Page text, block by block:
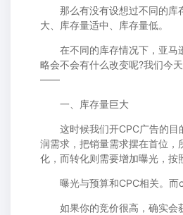
那么有没有设想过不同的库
大、库存量适中、库存量低。
在不同的库存情况下，亚马
略会不会有什么改变呢?我们今
——
一、库存量巨大
这时候我们开CPC广告的目
润需求，把销量需求摆在首位，
化，而转化则需要增加曝光，按
曝光与预算和CPC相关。而
如果你的竞价很高，确实会